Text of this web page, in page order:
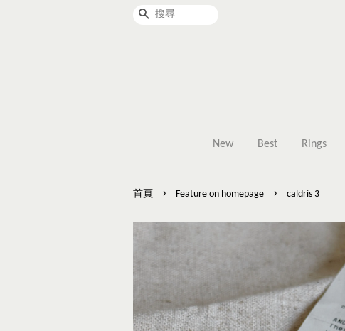
搜尋
New Best Rings
首頁 › Feature on homepage › caldris 3